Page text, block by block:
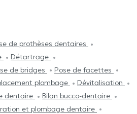
de prothèses dentaires
Détartrage
de bridges
Pose de facettes
plombage
Dévitalisation
dentaire
Bilan bucco-dentaire
et plombage dentaire